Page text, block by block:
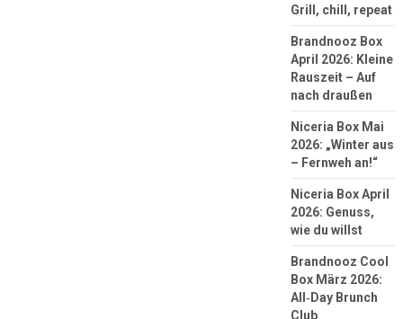
Grill, chill, repeat
Brandnooz Box
April 2026: Kleine
Rauszeit – Auf
nach draußen
Niceria Box Mai
2026: „Winter aus
– Fernweh an!“
Niceria Box April
2026: Genuss,
wie du willst
Brandnooz Cool
Box März 2026:
All‑Day Brunch
Club